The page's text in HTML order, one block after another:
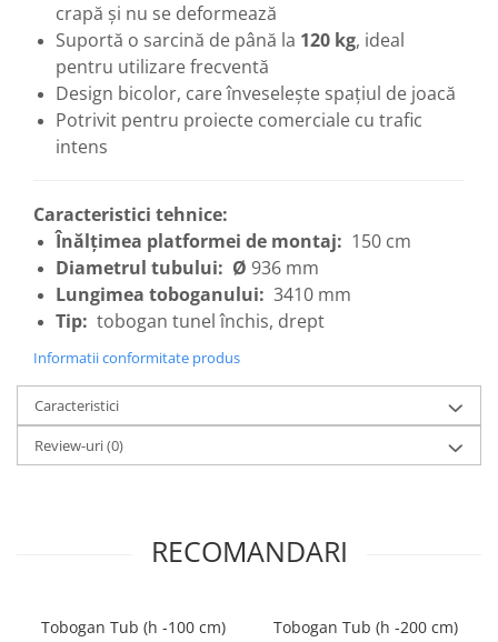
crapă și nu se deformează
Suportă o sarcină de până la 120 kg, ideal
pentru utilizare frecventă
Design bicolor, care înveselește spațiul de joacă
Potrivit pentru proiecte comerciale cu trafic
intens
Caracteristici tehnice:
Înălțimea platformei de montaj: 150 cm
Diametrul tubului: Ø 936 mm
Lungimea toboganului: 3410 mm
Tip: tobogan tunel închis, drept
Informatii conformitate produs
Caracteristici
Review-uri(0)
RECOMANDARI
Tobogan Tub (h -100 cm)
Tobogan Tub (h -200 cm)